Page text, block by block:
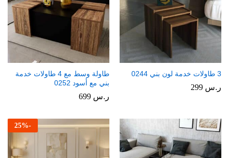
3 طاولات خدمة لون بني 0244
ر.س
طاولة وسط مع 4 طاولات خدمة
بني مع أسود 0252
ر.س
-
25%